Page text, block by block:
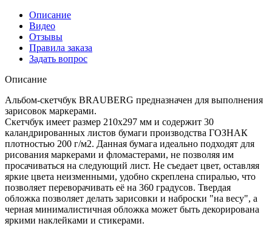
Описание
Видео
Отзывы
Правила заказа
Задать вопрос
Описание
Альбом-скетчбук BRAUBERG предназначен для выполнения
зарисовок маркерами.
Скетчбук имеет размер 210х297 мм и содержит 30
каландрированных листов бумаги производства ГОЗНАК
плотностью 200 г/м2. Данная бумага идеально подходят для
рисования маркерами и фломастерами, не позволяя им
просачиваться на следующий лист. Не съедает цвет, оставляя
яркие цвета неизменными, удобно скреплена спиралью, что
позволяет переворачивать её на 360 градусов. Твердая
обложка позволяет делать зарисовки и наброски "на весу", а
черная минималистичная обложка может быть декорирована
яркими наклейками и стикерами.